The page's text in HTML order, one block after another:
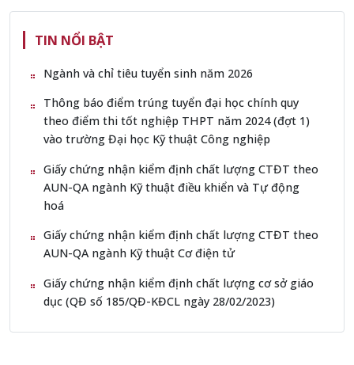
TIN NỔI BẬT
Ngành và chỉ tiêu tuyển sinh năm 2026
Thông báo điểm trúng tuyển đại học chính quy
theo điểm thi tốt nghiệp THPT năm 2024 (đợt 1)
vào trường Đại học Kỹ thuật Công nghiệp
Giấy chứng nhận kiểm định chất lượng CTĐT theo
AUN-QA ngành Kỹ thuật điều khiển và Tự động
hoá
Giấy chứng nhận kiểm định chất lượng CTĐT theo
AUN-QA ngành Kỹ thuật Cơ điện tử
Giấy chứng nhận kiểm định chất lượng cơ sở giáo
dục (QĐ số 185/QĐ-KĐCL ngày 28/02/2023)